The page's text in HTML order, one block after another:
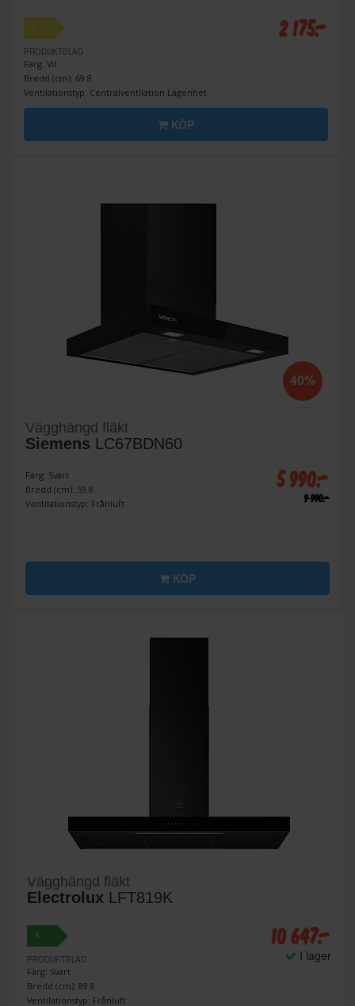
C
PRODUKTBLAD
Färg: Vit
Bredd (cm): 69.8
Ventilationstyp: Centralventilation Lägenhet
2 175:-
KÖP
40%
Vägghängd fläkt
Siemens LC67BDN60
Färg: Svart
Bredd (cm): 59.8
Ventilationstyp: Frånluft
5 990:-
9 990:-
KÖP
Vägghängd fläkt
Electrolux LFT819K
A
PRODUKTBLAD
Färg: Svart
Bredd (cm): 89.8
Ventilationstyp: Frånluft
10 647:-
I lager